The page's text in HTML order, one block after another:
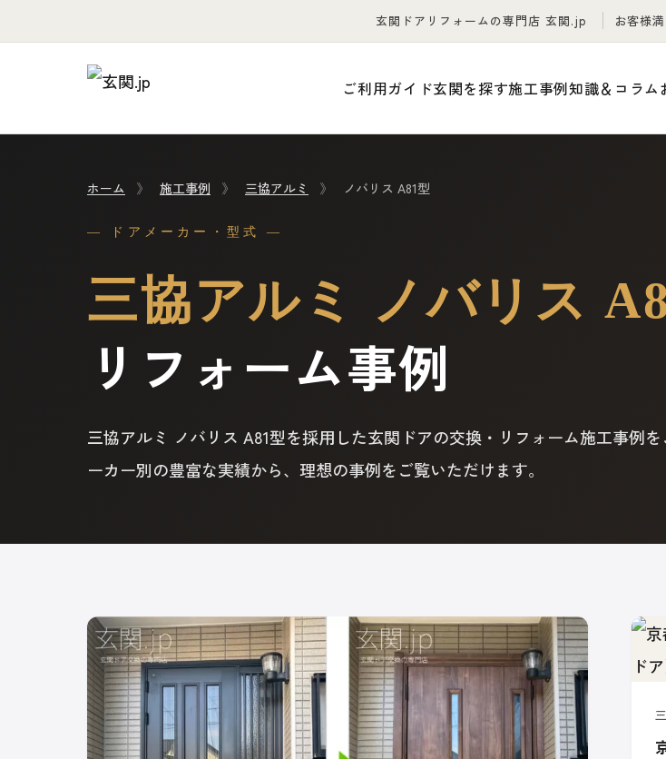
玄関ドアリフォームの専門店 玄関.jp お客様
ご利用ガイド玄関を探す施工事例知識＆コラム
ホーム 》 施工事例 》 三協アルミ 》 ノバリス A81型
— ドアメーカー・型式 —
三協アルミ ノバリス
リフォーム事例
三協アルミ ノバリス A81型を採用した玄関ドアの交換・リフォーム施工事例
ーカー別の豊富な実績から、理想の事例をご覧いただけます。